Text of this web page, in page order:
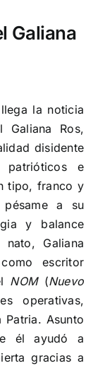
Galiana
la noticia
Galiana Ros,
disidente
patrióticos e
tipo, franco y
a su
y balance
nato, Galiana
escritor
NOM(Nuevo
operativas,
Patria. Asunto
él ayudó a
gracias a